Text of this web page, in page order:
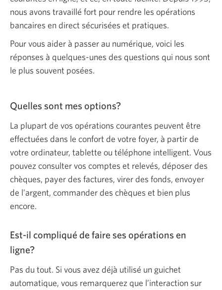
nous avons travaillé fort pour rendre les opérations
bancaires en direct sécurisées et pratiques.
Pour vous aider à passer au numérique, voici les
réponses à quelques-unes des questions qui nous sont
le plus souvent posées.
Quelles sont mes options?
La plupart de vos opérations courantes peuvent être
effectuées dans le confort de votre foyer, à partir de
votre ordinateur, tablette ou téléphone intelligent. Vous
pouvez consulter vos comptes et relevés, déposer des
chèques, payer des factures, virer des fonds, envoyer
de l’argent, commander des chèques et bien plus
encore.
Est-il compliqué de faire ses opérations en
ligne?
Pas du tout. Si vous avez déjà utilisé un guichet
automatique, vous remarquerez que l’interaction sur